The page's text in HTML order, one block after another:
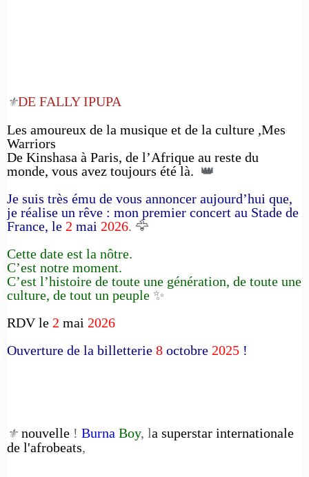
⚜️DE FALLY IPUPA
Les amoureux de la musique et de la culture ,Mes
Warriors
De Kinshasa à Paris, de l’Afrique au reste du
monde, vous avez toujours été là. 👑
Je suis très ému de vous annoncer aujourd’hui que,
je réalise un rêve : mon premier concert au Stade de
France, le 2 mai 2026. 🦅
Cette date est la nôtre.
C’est notre moment.
C’est l’histoire de toute une génération, de toute une
culture, de tout un peuple ✨
RDV le 2 mai 2026
Ouverture de la billetterie 8 octobre 2025 !
⚜️ nouvelle ! Burna Boy, la superstar internationale
de l'afrobeats,